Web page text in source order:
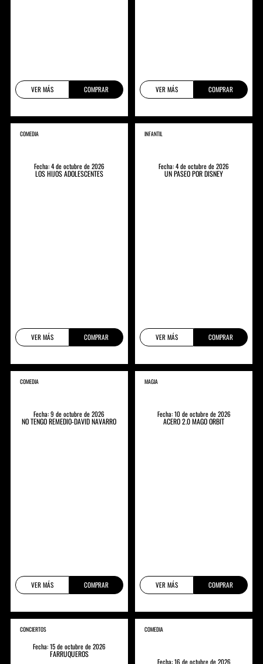
VER MÁS COMPRAR VER MÁS COMPRAR
COMEDIA
Fecha: 4 de octubre de 2026
LOS HIJOS ADOLESCENTES
VER MÁS COMPRAR
INFANTIL
Fecha: 4 de octubre de 2026
UN PASEO POR DISNEY
VER MÁS COMPRAR
COMEDIA
Fecha: 9 de octubre de 2026
NO TENGO REMEDIO-DAVID NAVARRO
VER MÁS COMPRAR
MAGIA
Fecha: 10 de octubre de 2026
ACERO 2.0 MAGO ORBIT
VER MÁS COMPRAR
CONCIERTOS
Fecha: 15 de octubre de 2026
FARRUQUEROS
COMEDIA
Fecha: 16 de octubre de 2026